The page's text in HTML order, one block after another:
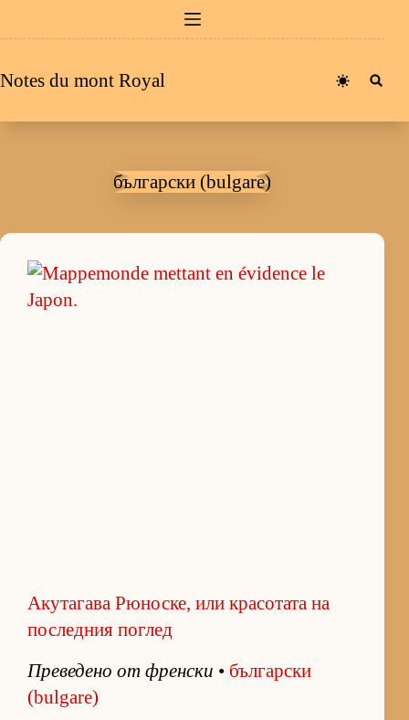
au
Notes du mont Royal
български (bulgare)
Акутагава Рюноске, или красотата на
последния поглед
Пре­ве­дено от френ­ски • бъл­гар­ски
(bulgare)